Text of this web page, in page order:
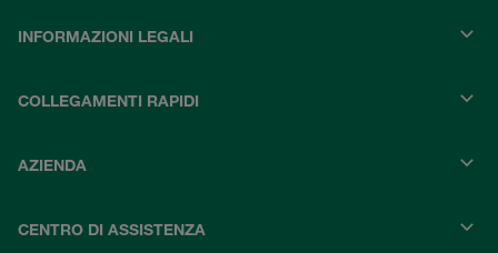
INFORMAZIONI LEGALI
COLLEGAMENTI RAPIDI
AZIENDA
CENTRO DI ASSISTENZA